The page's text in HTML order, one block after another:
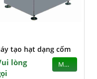
tạo hạt dạng cốm
lòng
MUA